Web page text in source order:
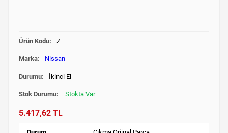
Ürün Kodu: Z
Marka: Nissan
Durumu: İkinci El
Stok Durumu: Stokta Var
5.417,62 TL